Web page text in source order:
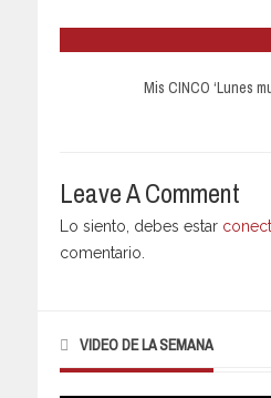
Mis CINCO ‘Lunes
Leave A Comment
Lo siento, debes estar
comentario.
VIDEO DE LA SEMANA